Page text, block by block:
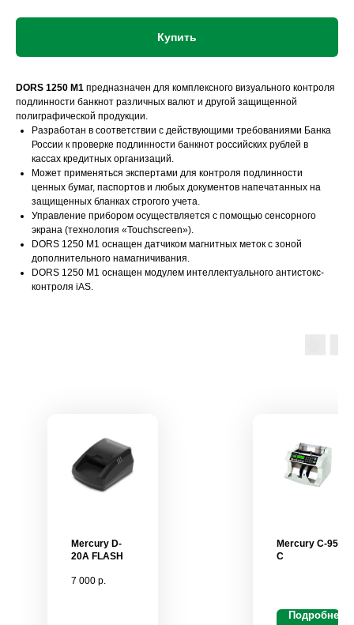
Купить
DORS 1250 M1 предназначен для комплексного визуального контроля
подлинности банкнот различных валют и другой защищенной
полиграфической продукции.
Разработан в соответствии с действующими требованиями Банка
России к проверке подлинности банкнот российских рублей в
кассах кредитных организаций.
Может применяться экспертами для контроля подлинности
ценных бумаг, паспортов и любых документов напечатанных на
защищенных бланках строгого учета.
Управление прибором осуществляется с помощью сенсорного
экрана (технология «Touchscreen»).
DORS 1250 M1 оснащен датчиком магнитных меток с зоной
дополнительного намагничивания.
DORS 1250 M1 оснащен модулем интеллектуального антистокс-
контроля iAS.
Mercury D-
20A FLASH
7 000 р.
Mercury C-95
C
Подробнее